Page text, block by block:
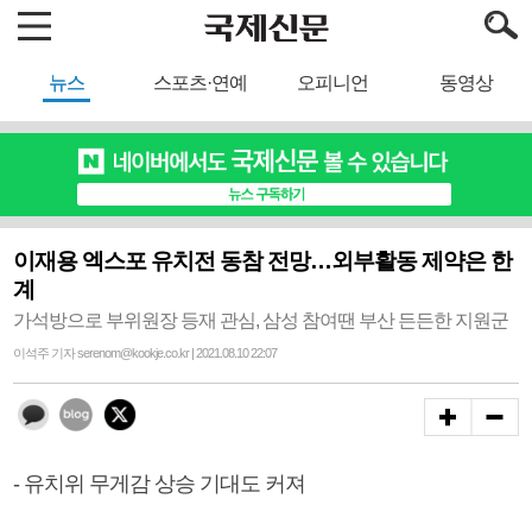
뉴스 스포츠·연예 오피니언 동영상
이재용 엑스포 유치전 동참 전망…외부활동 제약은 한
계
가석방으로 부위원장 등재 관심, 삼성 참여땐 부산 든든한 지원군
이석주 기자 serenom@kookje.co.kr | 2021.08.10 22:07
- 유치위 무게감 상승 기대도 커져